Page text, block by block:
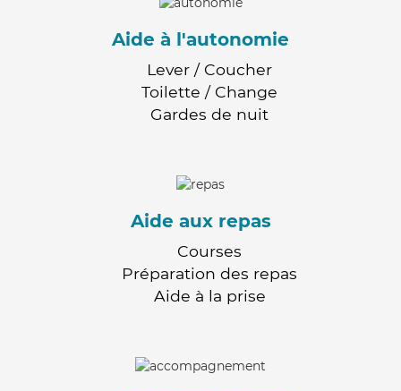
Aide à l'autonomie
Lever / Coucher
Toilette / Change
Gardes de nuit
Aide aux repas
Courses
Préparation des repas
Aide à la prise